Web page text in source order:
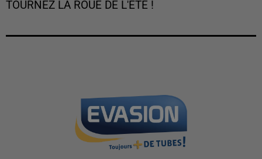
TOURNEZ LA ROUE DE L'ÉTÉ !